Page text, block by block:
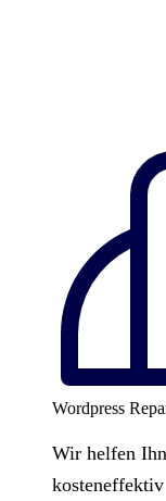
Wordpress
Wir helfen
kosteneffektiv